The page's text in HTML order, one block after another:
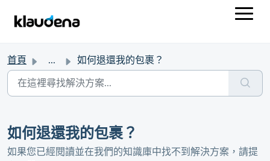
首頁 ... 如何退還我的包裹？
如何退還我的包裹？
如果您已經閱讀並在我們的知識庫中找不到解決方案，請提